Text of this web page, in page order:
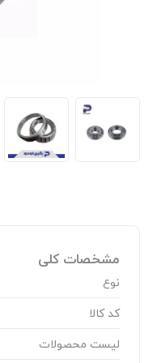
مشخصات کلی
نوع
کد کالا
لیست محصولات